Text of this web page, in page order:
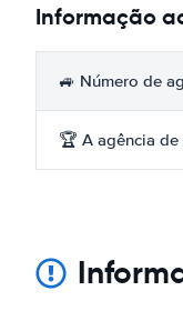
Informação
🚙 Número de
🏆 A agência